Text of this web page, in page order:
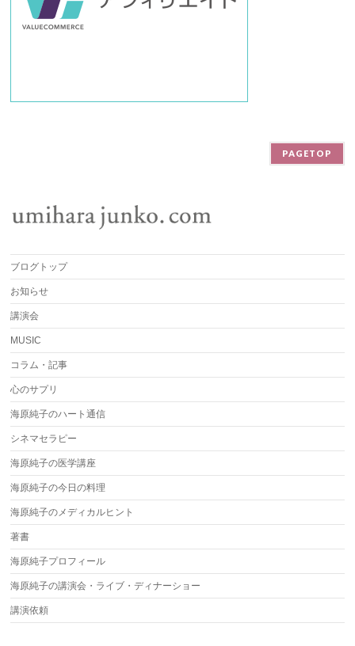
PAGETOP
ブログトップ
お知らせ
講演会
MUSIC
コラム・記事
心のサプリ
海原純子のハート通信
シネマセラピー
海原純子の医学講座
海原純子の今日の料理
海原純子のメディカルヒント
著書
海原純子プロフィール
海原純子の講演会・ライブ・ディナーショー
講演依頼